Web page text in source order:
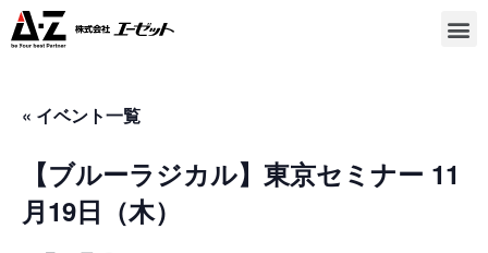
« イベント一覧
【ブルーラジカル】東京セミナー 11
月19日（木）